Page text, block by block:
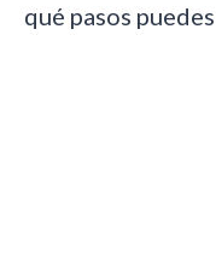
qué pasos